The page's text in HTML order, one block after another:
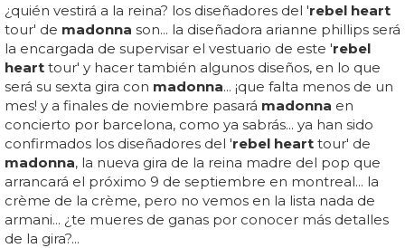
¿quién vestirá a la reina? los diseñadores del 'rebel heart
tour' de madonna son... la diseñadora arianne phillips será
la encargada de supervisar el vestuario de este 'rebel
heart tour' y hacer también algunos diseños, en lo que
será su sexta gira con madonna... ¡que falta menos de un
mes! y a finales de noviembre pasará madonna en
concierto por barcelona, como ya sabrás... ya han sido
confirmados los diseñadores del 'rebel heart tour' de
madonna, la nueva gira de la reina madre del pop que
arrancará el próximo 9 de septiembre en montreal... la
crème de la crème, pero no vemos en la lista nada de
armani... ¿te mueres de ganas por conocer más detalles
de la gira?...